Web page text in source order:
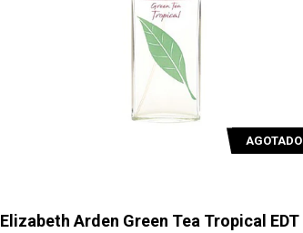
AGOTADO
Elizabeth Arden Green Tea Tropical EDT